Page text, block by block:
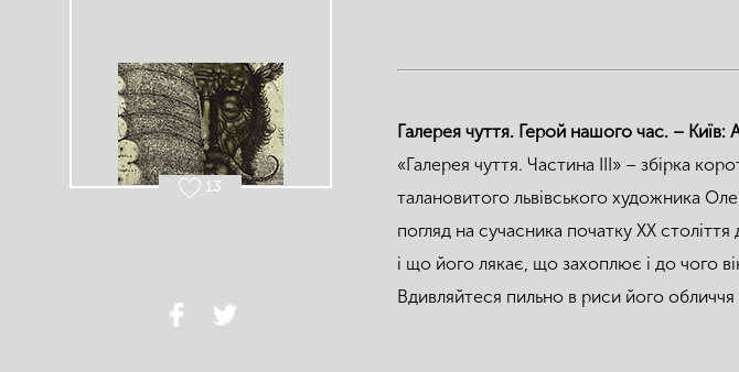
13
Галерея чуття. Герой нашого час. –
«Галерея чуття. Частина III» – збірка
талановитого львівського художника
погляд на сучасника початку ХХ
і що його лякає, що захоплює і до чого
Вдивляйтеся пильно в риси його обличчя